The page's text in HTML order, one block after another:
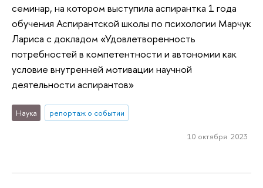
семинар, на котором выступила аспирантка 1 года
обучения Аспирантской школы по психологии Марчук
Лариса с докладом «Удовлетворенность
потребностей в компетентности и автономии как
условие внутренней мотивации научной
деятельности аспирантов»
Наука репортаж о событии
10 октября 2023